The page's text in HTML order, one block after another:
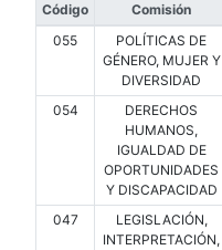
Código Comisión
055
POLÍTICAS DE
GÉNERO, MUJER Y
DIVERSIDAD
054
DERECHOS
HUMANOS,
IGUALDAD DE
OPORTUNIDADES
Y DISCAPACIDAD
047
LEGISLACIÓN,
INTERPRETACIÓN,